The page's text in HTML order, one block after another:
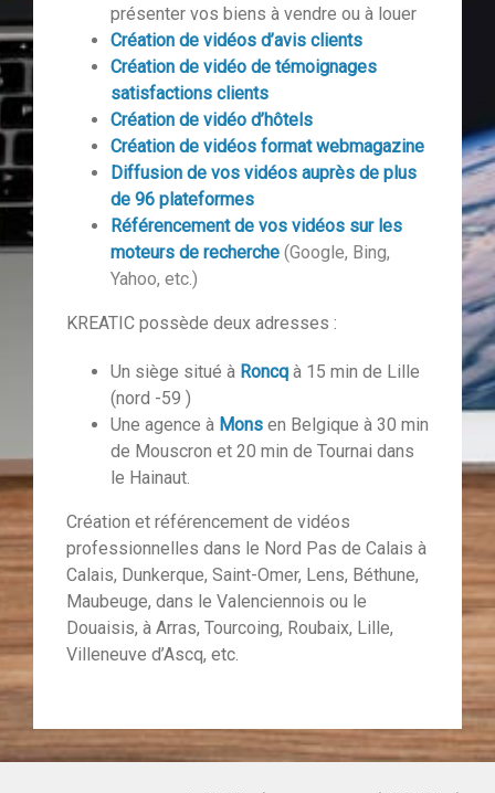
présenter vos biens à vendre ou à louer
Création de vidéos d’avis clients
Création de vidéo de témoignages
satisfactions clients
Création de vidéo d’hôtels
Création de vidéos format webmagazine
Diffusion de vos vidéos auprès de plus
de 96 plateformes
Référencement de vos vidéos sur les
moteurs de recherche (Google, Bing,
Yahoo, etc.)
KREATIC possède deux adresses :
Un siège situé à Roncq à 15 min de Lille
(nord -59 )
Une agence à Mons en Belgique à 30 min
de Mouscron et 20 min de Tournai dans
le Hainaut.
Création et référencement de vidéos
professionnelles dans le Nord Pas de Calais à
Calais, Dunkerque, Saint-Omer, Lens, Béthune,
Maubeuge, dans le Valenciennois ou le
Douaisis, à Arras, Tourcoing, Roubaix, Lille,
Villeneuve d’Ascq, etc.